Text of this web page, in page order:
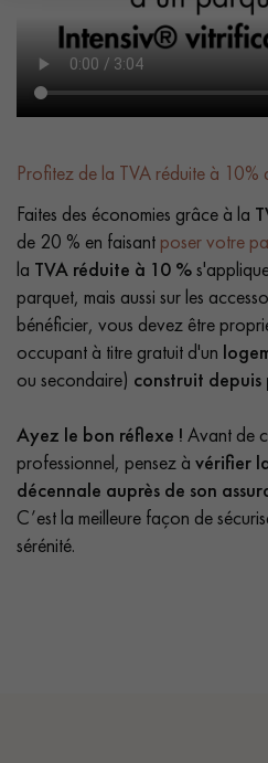
Profitez de la TVA réduite à 10%
Faites des économies grâce à la
de 20 % en faisant poser votre
la TVA réduite à 10 %
parquet, mais aussi sur les
bénéficier, vous devez être
occupant à titre gratuit d'un
ou secondaire) construit depuis
Ayez le bon réflexe ! Avant de
professionnel, pensez à vérifier
décennale auprès de son
C’est la meilleure façon de
sérénité.